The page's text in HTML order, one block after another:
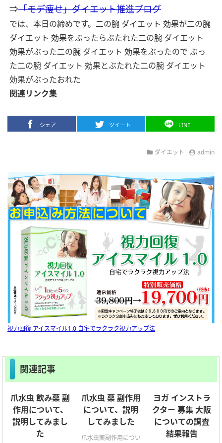
⇒「モデ痩せ」ダイエット推進ブログ
では、本日の締めです。 二の腕 ダイエット 効果が二の腕
ダイエット 効果をぶったらぶたれた二の腕 ダイエット
効果がぶった二の腕 ダイエット 効果をぶったので ぶっ
た二の腕 ダイエット 効果とぶたれた二の腕 ダイエット
効果がぶったおれた
関連リンク集
シェア ツイート LINE
ダイエット admin
視力回復 アイスマイル1.0 自宅でラクラク視力アップ法
関連記事
爪水虫 飲み薬 副
作用について、
説明してみまし
た
爪水虫 薬 副作用
について、説明
してみました
爪水虫薬副作用につい
ヨガ インストラ
クター 募集 大阪
についての調査
結果報告